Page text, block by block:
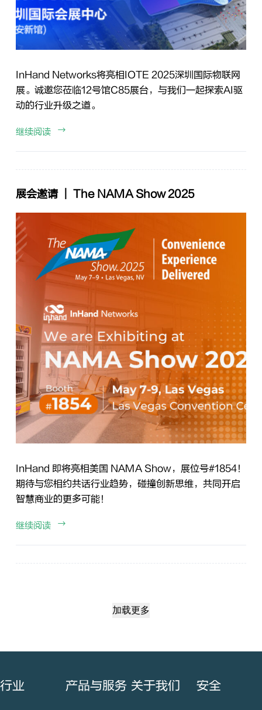
InHand Networks将亮相IOTE 2025深圳国际物联网
展。诚邀您莅临12号馆C85展台，与我们一起探索AI驱
动的行业升级之道。
继续阅读
展会邀请 ｜ The NAMA Show 2025
InHand 即将亮相美国 NAMA Show，展位号#1854！
期待与您相约共话行业趋势，碰撞创新思维，共同开启
智慧商业的更多可能！
继续阅读
加载更多
行业 产品与服务 关于我们 安全